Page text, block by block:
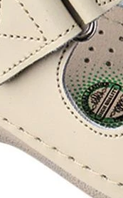
Дизайн интерьера
Ответственно
каждому заказу.